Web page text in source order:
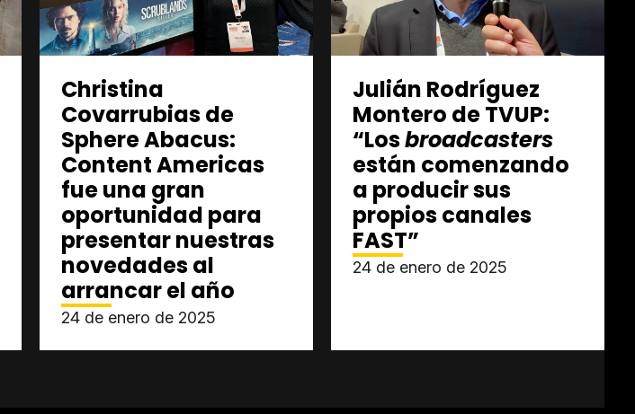
Christina
Covarrubias de
Sphere Abacus:
Content Americas
fue una gran
oportunidad para
presentar nuestras
novedades al
arrancar el año
24 de enero de 2025
Julián Rodríguez
Montero de TVUP:
“Losbroadcasters
están comenzando
a producir sus
propios canales
FAST”
24 de enero de 2025